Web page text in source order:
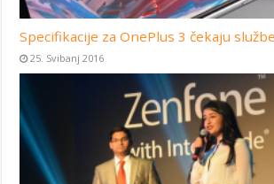
Specifikacije za OnePlus 3 čekaju
25. Svibanj 2016